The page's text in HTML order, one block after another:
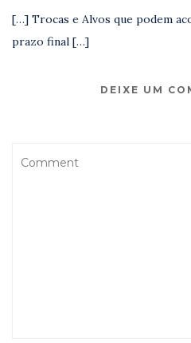
[…] Trocas e Alvos que podem
prazo final […]
DEIXE UM